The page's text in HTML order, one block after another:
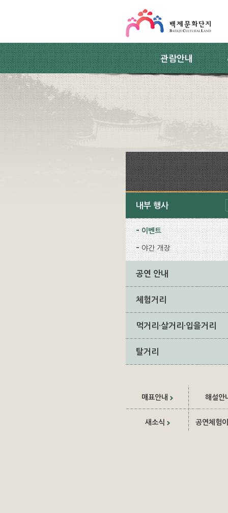
관람안내
내부 행사
이벤트
야간 개장
공연 안내
체험거리
먹거리·살거리·입을거리
탈거리
매표안내 해설안
새소식 공연체험